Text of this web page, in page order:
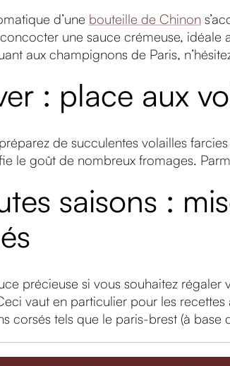
d’une bouteille de Chinon
une sauce crémeuse, idéale
aux champignons de Paris,
: place aux
préparez de succulentes volailles
le goût de nombreux fromages.
saisons :
précieuse si vous souhaitez
vaut en particulier pour les
corsés tels que le paris-brest (à base